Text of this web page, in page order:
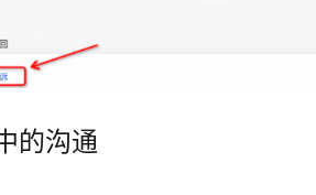
的沟通